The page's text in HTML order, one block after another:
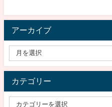
アーカイブ
カテゴリー